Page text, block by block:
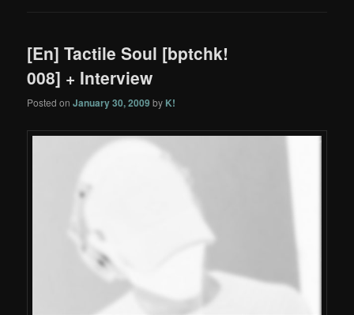
[En] Tactile Soul [bptchk!
008] + Interview
Posted onJanuary 30, 2009 by K!